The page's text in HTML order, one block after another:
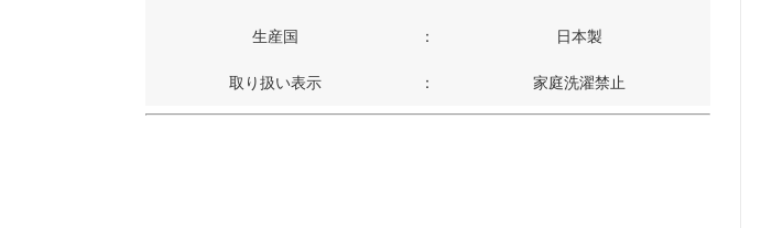
生産国 ： 日本製
取り扱い表示 ： 家庭洗濯禁止